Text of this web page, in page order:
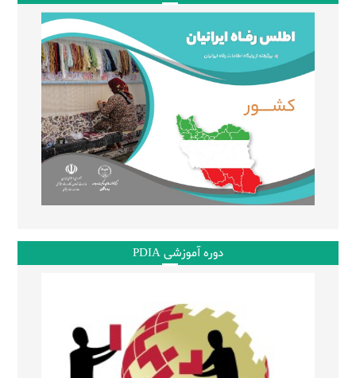
دوره آموزشی PDIA